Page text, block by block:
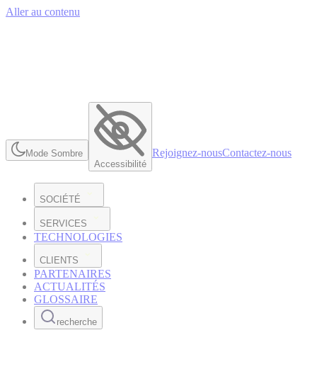
Aller au contenu
Mode Sombre
Accessibilité
Rejoignez-nousContactez-nous
SOCIÉTÉ
SERVICES
TECHNOLOGIES
CLIENTS
PARTENAIRES
ACTUALITÉS
GLOSSAIRE
recherche